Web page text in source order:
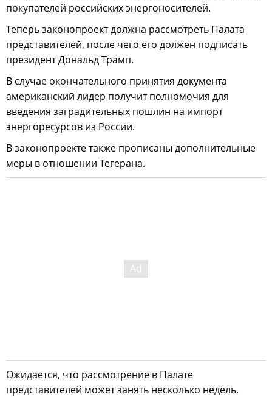
покупателей российских энергоносителей.
Теперь законопроект должна рассмотреть Палата
представителей, после чего его должен подписать
президент Дональд Трамп.
В случае окончательного принятия документа
американский лидер получит полномочия для
введения заградительных пошлин на импорт
энергоресурсов из России.
В законопроекте также прописаны дополнительные
меры в отношении Тегерана.
Ожидается, что рассмотрение в Палате
представителей может занять несколько недель.